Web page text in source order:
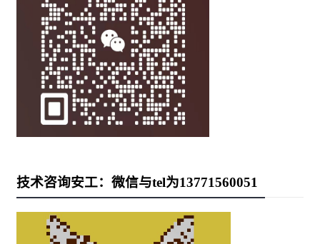
技术咨询安工：微信与tel为13771560051